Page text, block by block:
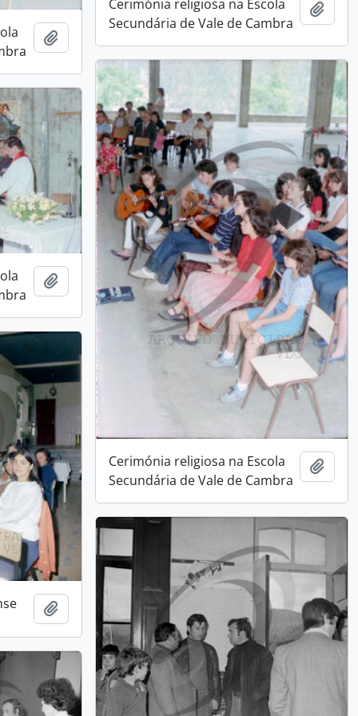
Cerimónia religiosa na Escola
Secundária de Vale de Cambra
Add
Add to clipboard
Cerimónia religiosa na Escola
Secundária de Vale de Cambra
Add
Add to clipboard
Add to clipboard